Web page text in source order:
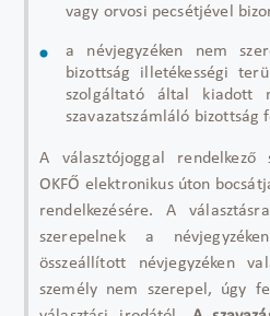
vagy orvosi pecsétjével
a névjegyzéken nem
bizottság illetékességi
szolgáltató által kiadott
szavazatszámláló bizottság
A választójoggal rendelkező
OKFŐ elektronikus úton
rendelkezésére. A
szerepelnek a
összeállított névjegyzéken
személy nem szerepel, úgy